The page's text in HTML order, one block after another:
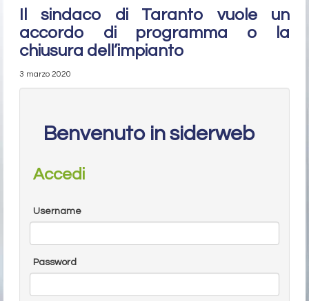
Il sindaco di Taranto vuole un
accordo di programma o la
chiusura dell’impianto
3 marzo 2020
Benvenuto in siderweb
Accedi
Username
Password